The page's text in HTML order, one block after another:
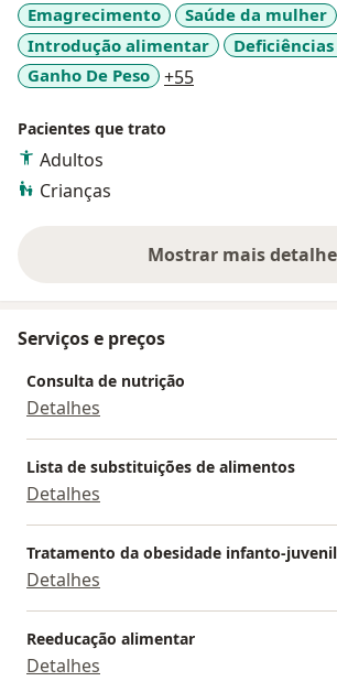
Emagrecimento
Saúde da mulher
Introdução alimentar
Ganho De Peso
+55
Pacientes que trato
Adultos
Crianças
Mostrar maissobre a
Serviços e preços
Consulta de nutrição
Detalhes
Lista de substituições de alimentos
Detalhes
Tratamento da obesidade infanto-juvenil
Detalhes
Reeducação alimentar
Detalhes